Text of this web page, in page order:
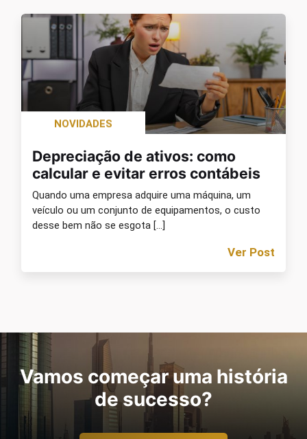
NOVIDADES
Depreciação de ativos: como
calcular e evitar erros contábeis
Quando uma empresa adquire uma máquina, um
veículo ou um conjunto de equipamentos, o custo
desse bem não se esgota […]
Ver Post
Vamos começar uma história
de sucesso?